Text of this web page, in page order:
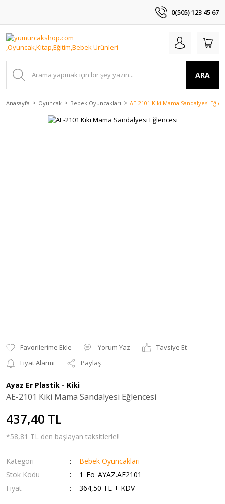
0(505) 123 45 67
ARA
Anasayfa Oyuncak Bebek Oyuncakları AE-2101 Kiki Mama Sandalyesi
Yorum Yaz
Tavsiye Et
Fiyat Alarmı
Paylaş
Ayaz Er Plastik - Kiki
AE-2101 Kiki Mama Sandalyesi Eğlencesi
437,40 TL
*58,81 TL den başlayan taksitlerle!!
Kategori
Bebek Oyuncakları
Stok Kodu
1_Eo_AYAZ.AE2101
Fiyat
364,50 TL + KDV